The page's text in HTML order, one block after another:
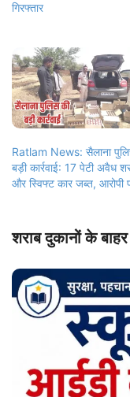
गिरफ्तार
Ratlam News: सैलाना
बड़ी कार्रवाई: 17 पेटी अवैध
और स्विफ्ट कार जब्त, आरोपी
शराब दुकानों के बाहर